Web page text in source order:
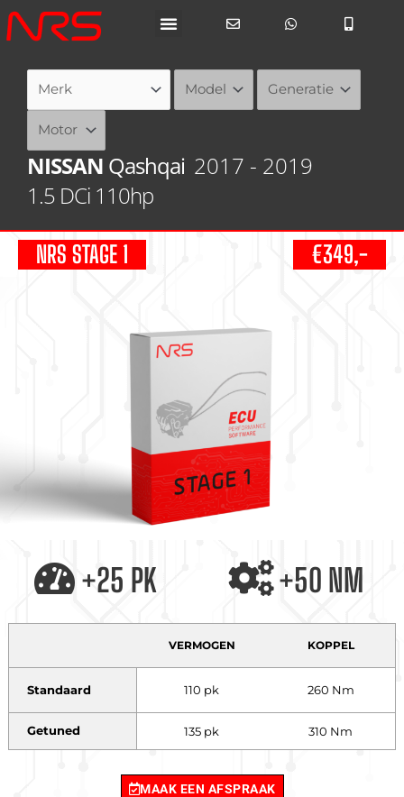
Ga
naar
NISSAN Qashqai 2017 - 2019
1.5 DCi 110hp
NRS STAGE 1 €349,-
+25 PK +50 NM
VERMOGEN KOPPEL
Standaard 110 pk 260 Nm
Getuned 135 pk 310 Nm
MAAK EEN AFSPRAAK